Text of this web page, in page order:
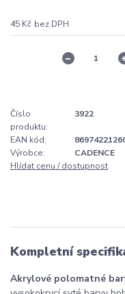
45 Kč bez DPH
Číslo
produktu:
3922
EAN kód:
Výrobce:
CADENCE
Hlídat cenu / dostupnost
Kompletní
Akrylové polomatné